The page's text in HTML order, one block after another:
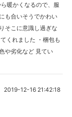
暖かくなるので、服
も合いそうでかわい
そこに意識し過ぎな
くれました ・梱包も
や劣化など 見てい
2019-12-16 21:42:18